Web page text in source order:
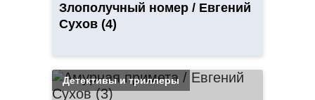
Злополучный номер / Евгений
Сухов (4)
Детективы и триллеры